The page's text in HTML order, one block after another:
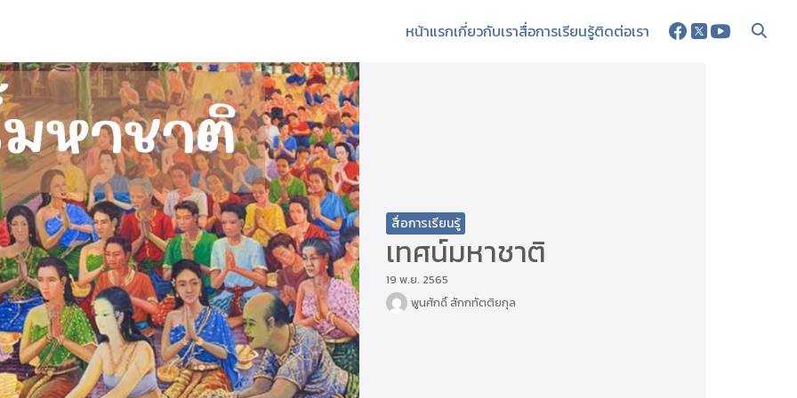
หน้าแรกเกี่ยวกับเราสื่อการเรียนรู้ติดต่อเรา
สื่อการเรียนรู้
เทศน์มหาชาติ
19 พ.ย. 2565
พูนศักดิ์ สักกทัตติยกุล